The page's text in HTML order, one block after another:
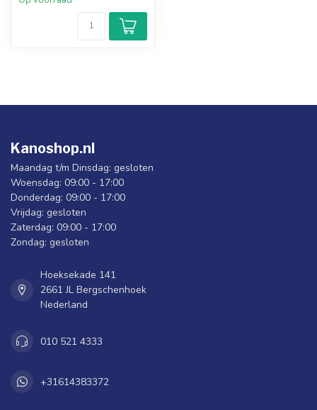
Kanoshop.nl
Maandag t/m Dinsdag: gesloten
Woensdag: 09:00 - 17:00
Donderdag: 09:00 - 17:00
Vrijdag: gesloten
Zaterdag: 09:00 - 17:00
Zondag: gesloten
Hoeksekade 141
2661 JL Bergschenhoek
Nederland
010 521 4333
+31614383372